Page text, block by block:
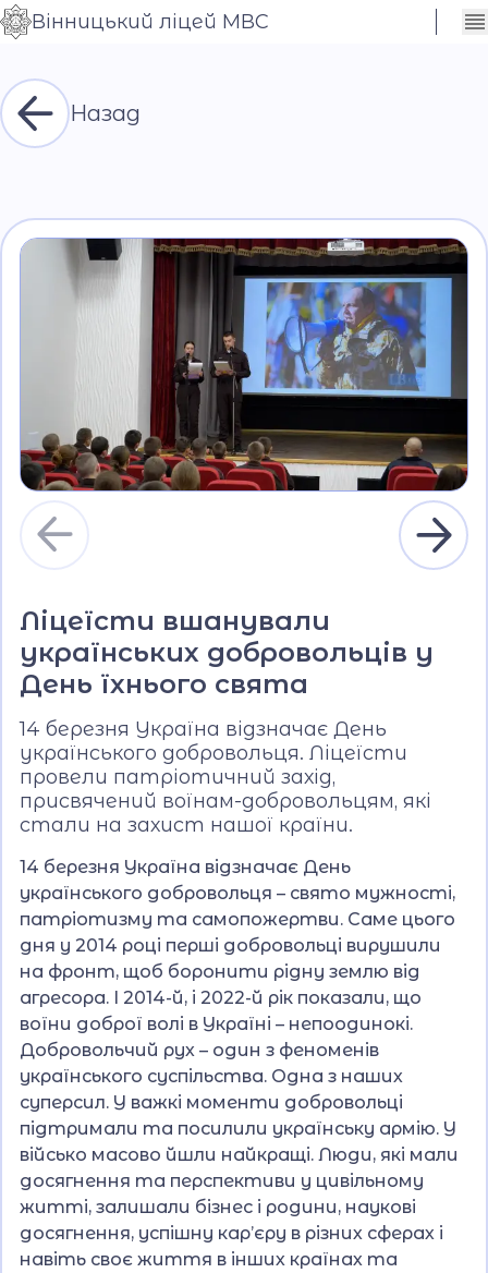
Контраст
Шрифт
Вінницький ліцей МВС
Назад
Ліцеїсти вшанували
українських добровольців у
День їхнього свята
14 березня Україна відзначає День
українського добровольця. Ліцеїсти
провели патріотичний захід,
присвячений воїнам-добровольцям, які
стали на захист нашої країни.
14 березня Україна відзначає День
українського добровольця – свято мужності,
патріотизму та самопожертви. Саме цього
дня у 2014 році перші добровольці вирушили
на фронт, щоб боронити рідну землю від
агресора. І 2014-й, і 2022-й рік показали, що
воїни доброї волі в Україні – непоодинокі.
Добровольчий рух – один з феноменів
українського суспільства. Одна з наших
суперсил. У важкі моменти добровольці
підтримали та посилили українську армію. У
військо масово йшли найкращі. Люди, які мали
досягнення та перспективи у цивільному
житті, залишали бізнес і родини, наукові
досягнення, успішну кар’єру в різних сферах і
навіть своє життя в інших країнах та